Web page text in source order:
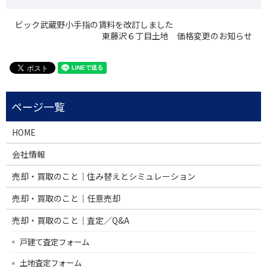
ビック武蔵野小手指の賃料を改訂しました
東藤沢６丁目土地 価格変更のお知らせ
HOME
会社情報
売却・買取のこと｜住み替えとシミュレーション
売却・買取のこと｜任意売却
売却・買取のこと｜査定／Q&A
戸建て査定フォーム
土地査定フォーム